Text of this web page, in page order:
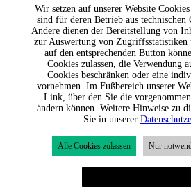
Wir setzen auf unserer Website
sind für deren Betrieb aus technischen
Andere dienen der Bereitstellung von
zur Auswertung von
auf den entsprechenden Button
Cookies zulassen, die Verwendung
Cookies beschränken oder eine
vornehmen. Im Fußbereich unserer
Link, über den Sie die
ändern können. Weitere Hinweise zu
Sie in unserer
Alle Cookies zulassen Nur